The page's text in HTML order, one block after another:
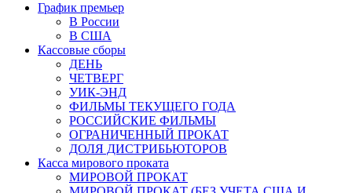
График премьер
В России
В США
Кассовые сборы
ДЕНЬ
ЧЕТВЕРГ
УИК-ЭНД
ФИЛЬМЫ ТЕКУЩЕГО ГОДА
РОССИЙСКИЕ ФИЛЬМЫ
ОГРАНИЧЕННЫЙ ПРОКАТ
ДОЛЯ ДИСТРИБЬЮТОРОВ
Касса мирового проката
МИРОВОЙ ПРОКАТ